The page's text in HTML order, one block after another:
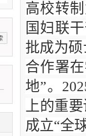
高校转
国妇联
批成为
合作署
地”。
上的重
成立“全